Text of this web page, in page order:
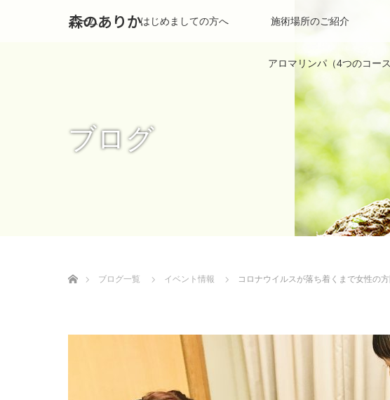
森のありか
ホーム はじめましての方へ 施術場所のご紹介
アロマリンパ（4つのコース
ブログ
ブログ一覧
イベント情報 コロナウイルスが落ち着くまで女性の